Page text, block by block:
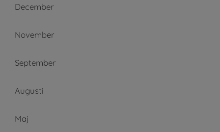
December
November
September
Augusti
Maj